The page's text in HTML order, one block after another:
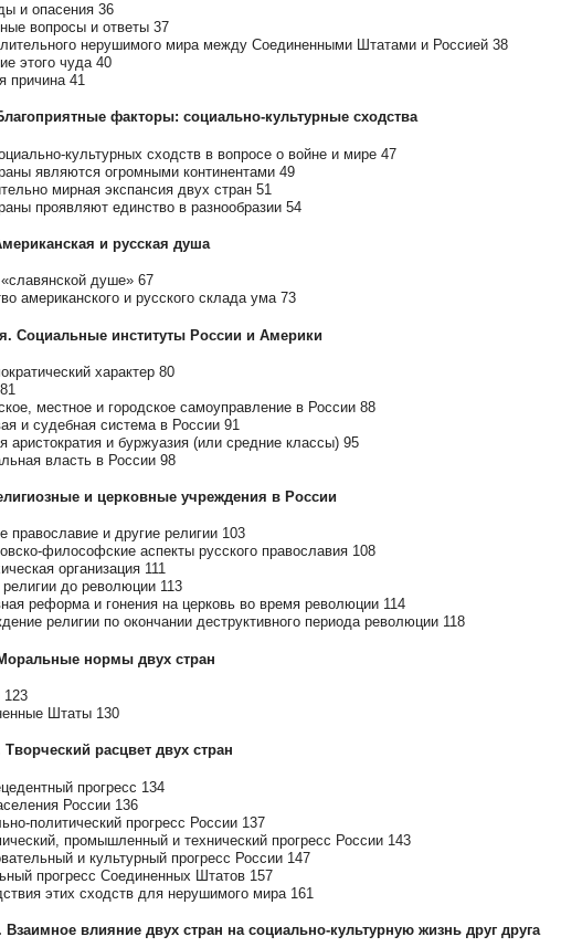
и опасения 36
вопросы и ответы 37
нерушимого мира между Соединенными Штатами и Россией 38
этого чуда 40
причина 41
факторы: социально-культурные сходства
культурных сходств в вопросе о войне и мире 47
являются огромными континентами 49
мирная экспансия двух стран 51
проявляют единство в разнообразии 54
и русская душа
душе» 67
американского и русского склада ума 73
Социальные институты России и Америки
характер 80
местное и городское самоуправление в России 88
и судебная система в России 91
аристократия и буржуазия (или средние классы) 95
власть в России 98
и церковные учреждения в России
православие и другие религии 103
философские аспекты русского православия 108
организация 111
до революции 113
реформа и гонения на церковь во время революции 114
религии по окончании деструктивного периода революции 118
нормы двух стран
123
Штаты 130
Творческий расцвет двух стран
прогресс 134
России 136
политический прогресс России 137
промышленный и технический прогресс России 143
и культурный прогресс России 147
прогресс Соединенных Штатов 157
этих сходств для нерушимого мира 161
Взаимное влияние двух стран на социально-культурную жизнь друг друга